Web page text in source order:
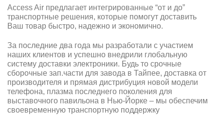
Access Air предлагает интегрированные “от и до”
транспортные решения, которые помогут доставить
Ваш товар быстро, надежно и экономично.
За последние два года мы разработали с участием
наших клиентов и успешно внедрили глобальную
систему доставки электроники. Будь то срочные
сборочные зап.части для завода в Тайпее, доставка от
производителя и прямая дистрибуция новой модели
телефона, плазма последнего поколения для
выставочного павильона в Нью-Йорке – мы обеспечим
своевременную транспортную поддержку